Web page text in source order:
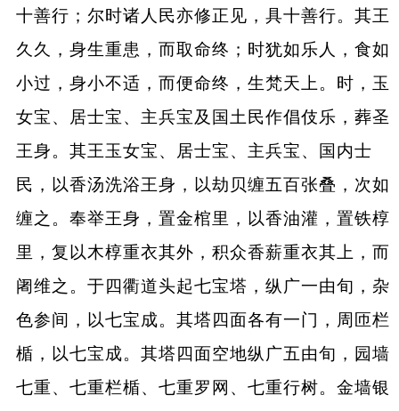
十善行；尔时诸人民亦修正见，具十善行。其王
久久，身生重患，而取命终；时犹如乐人，食如
小过，身小不适，而便命终，生梵天上。时，玉
女宝、居士宝、主兵宝及国土民作倡伎乐，葬圣
王身。其王玉女宝、居士宝、主兵宝、国内士
民，以香汤洗浴王身，以劫贝缠五百张叠，次如
缠之。奉举王身，置金棺里，以香油灌，置铁椁
里，复以木椁重衣其外，积众香薪重衣其上，而
阇维之。于四衢道头起七宝塔，纵广一由旬，杂
色参间，以七宝成。其塔四面各有一门，周匝栏
楯，以七宝成。其塔四面空地纵广五由旬，园墙
七重、七重栏楯、七重罗网、七重行树。金墙银